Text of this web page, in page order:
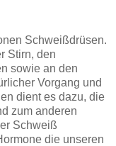
Schweißdrüsen.
Stirn, den
sowie an den
Vorgang und
dient es dazu, die
zum anderen
Schweiß
die unseren